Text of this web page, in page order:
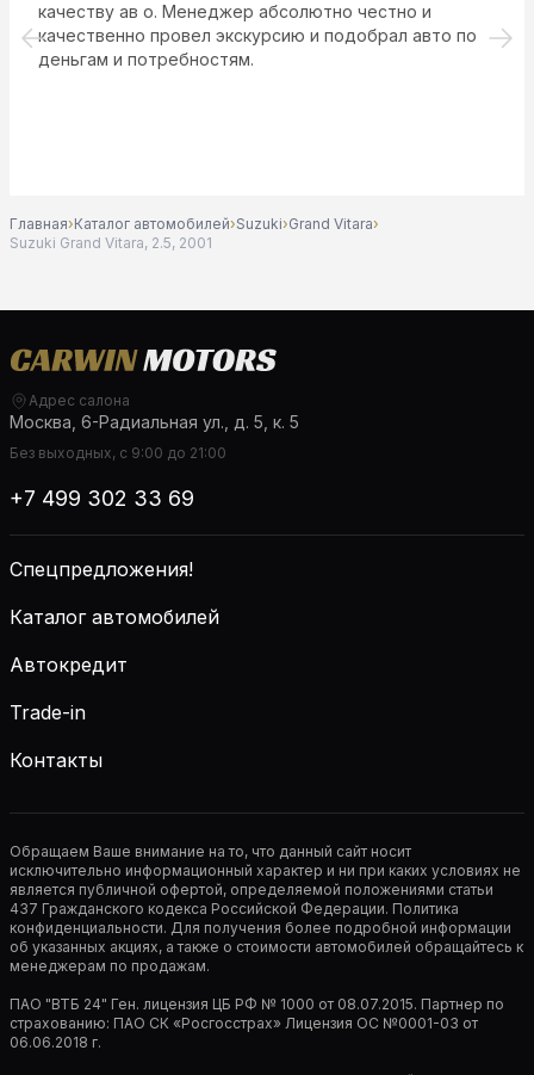
качеству ав о. Менеджер абсолютно честно и
качественно провел экскурсию и подобрал авто по
деньгам и потребностям.
Главная›Каталог автомобилей›Suzuki›Grand Vitara›
Suzuki Grand Vitara, 2.5, 2001
Адрес салона
Москва, 6-Радиальная ул., д. 5, к. 5
Без выходных, с 9:00 до 21:00
+7 499 302 33 69
Спецпредложения!
Каталог автомобилей
Автокредит
Trade-in
Контакты
Обращаем Ваше внимание на то, что данный сайт носит
исключительно информационный характер и ни при каких условиях не
является публичной офертой, определяемой положениями статьи
437 Гражданского кодекса Российской Федерации. Политика
конфиденциальности. Для получения более подробной информации
об указанных акциях, а также о стоимости автомобилей обращайтесь к
менеджерам по продажам.
ПАО "ВТБ 24" Ген. лицензия ЦБ РФ № 1000 от 08.07.2015. Партнер по
страхованию: ПАО СК «Росгосстрах» Лицензия ОС №0001-03 от
06.06.2018 г.